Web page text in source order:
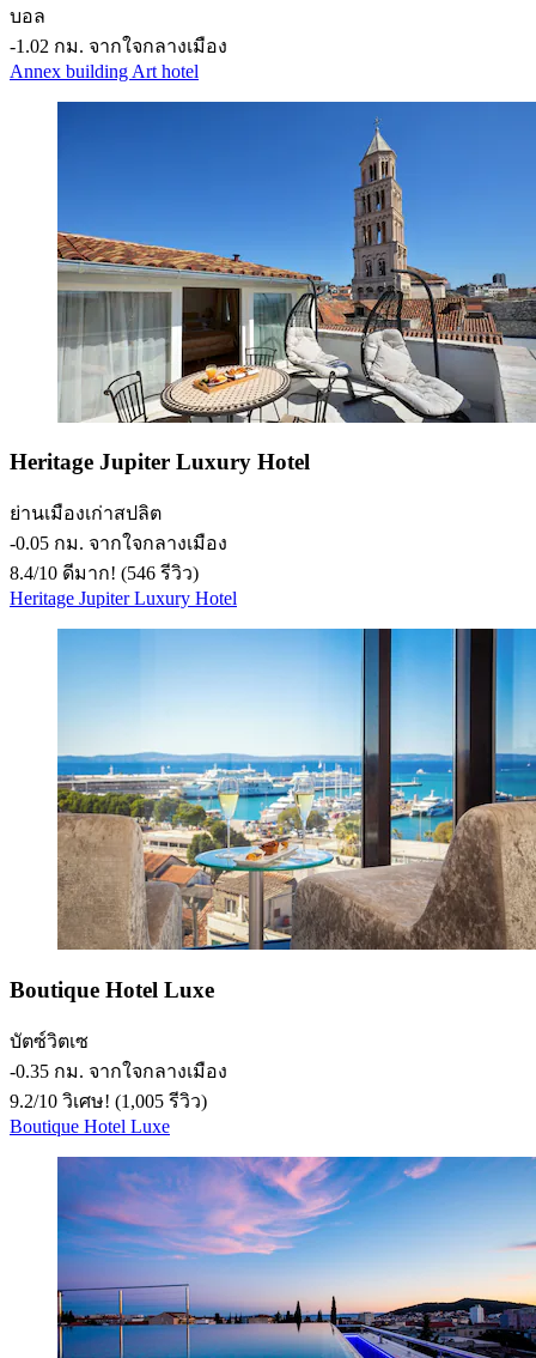
บอล
‐1.02 กม. จากใจกลางเมือง
Annex building Art hotel
Heritage Jupiter Luxury Hotel
ย่านเมืองเก่าสปลิต
‐0.05 กม. จากใจกลางเมือง
8.4/10 ดีมาก! (546 รีวิว)
Heritage Jupiter Luxury Hotel
Boutique Hotel Luxe
บัตซ์วิตเซ
‐0.35 กม. จากใจกลางเมือง
9.2/10 วิเศษ! (1,005 รีวิว)
Boutique Hotel Luxe